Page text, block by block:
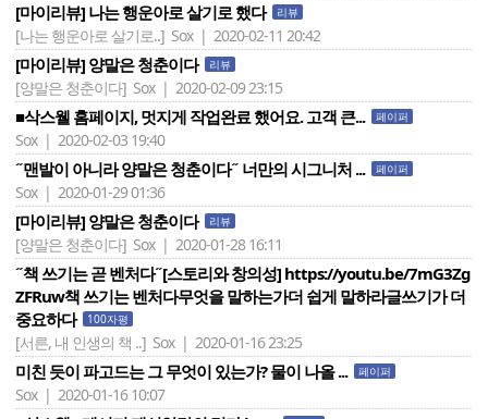
[마이리뷰] 나는 행운아로 살기로 했다 리뷰
[나는 행운아로 살기로..] Sox | 2020-02-11 20:42
[마이리뷰] 양말은 청춘이다 리뷰
[양말은 청춘이다] Sox | 2020-02-09 23:15
■삭스웰 홈페이지, 멋지게 작업완료 했어요. 고객 큰... 페이퍼
Sox | 2020-02-03 19:40
˝맨발이 아니라 양말은 청춘이다˝ 너만의 시그니처 ... 페이퍼
Sox | 2020-01-29 01:36
[마이리뷰] 양말은 청춘이다 리뷰
[양말은 청춘이다] Sox | 2020-01-28 16:11
˝책 쓰기는 곧 벤처다˝[스토리와 창의성] https://youtu.be/7mG3Zg
ZFRuw책 쓰기는 벤처다무엇을 말하는가더 쉽게 말하라글쓰기가 더
중요하다
100자평
[서른, 내 인생의 책 ..] Sox | 2020-01-16 23:25
미친 듯이 파고드는 그 무엇이 있는가? 물이 나올 ... 페이퍼
Sox | 2020-01-16 10:07